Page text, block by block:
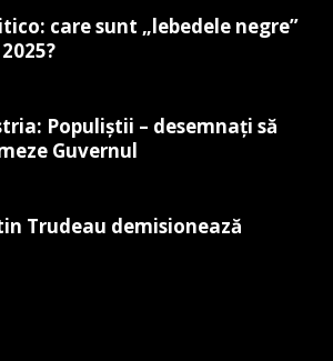
care sunt „lebedele negre”
Populiștii – desemnați să
Guvernul
Trudeau demisionează